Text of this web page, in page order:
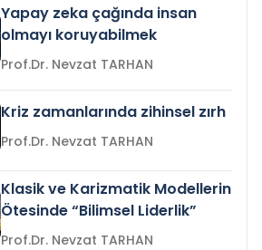
Yapay zeka çağında insan
olmayı koruyabilmek
Prof.Dr. Nevzat TARHAN
Kriz zamanlarında zihinsel zırh
Prof.Dr. Nevzat TARHAN
Klasik ve Karizmatik Modellerin
Ötesinde “Bilimsel Liderlik”
Prof.Dr. Nevzat TARHAN